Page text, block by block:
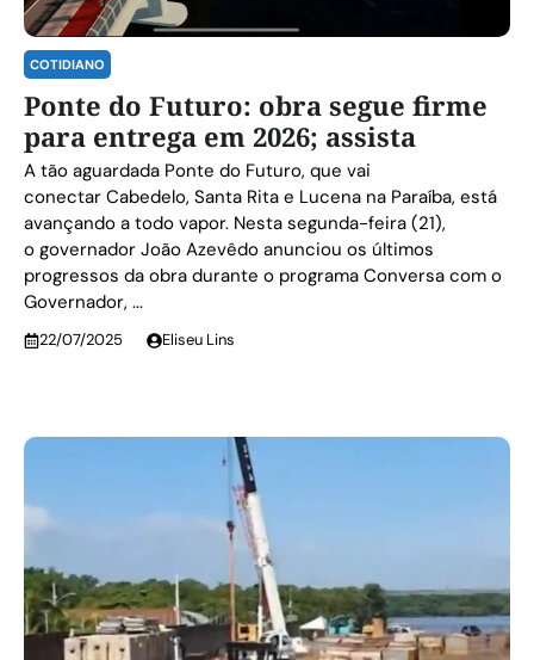
COTIDIANO
Ponte do Futuro: obra segue firme
para entrega em 2026; assista
A tão aguardada Ponte do Futuro, que vai
conectar Cabedelo, Santa Rita e Lucena na Paraíba, está
avançando a todo vapor. Nesta segunda-feira (21),
o governador João Azevêdo anunciou os últimos
progressos da obra durante o programa Conversa com o
Governador, ...
22/07/2025 Eliseu Lins